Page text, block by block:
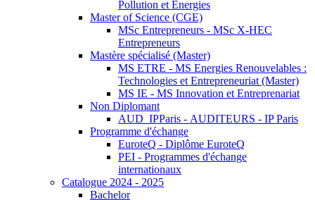
Pollution et Énergies
Master of Science (CGE)
MSc Entrepreneurs - MSc X-HEC
Entrepreneurs
Mastère spécialisé (Master)
MS ETRE - MS Energies Renouvelables :
Technologies et Entrepreneuriat (Master)
MS IE - MS Innovation et Entreprenariat
Non Diplomant
AUD_IPParis - AUDITEURS - IP Paris
Programme d'échange
EuroteQ - Diplôme EuroteQ
PEI - Programmes d'échange
internationaux
Catalogue 2024 - 2025
Bachelor